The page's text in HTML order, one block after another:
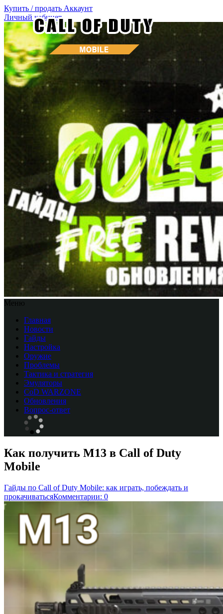
Купить / продать Аккаунт
Личный кабинет
Меню
Главная
Новости
Гайды
Настройка
Оружие
Проблемы
Тактика и стратегия
Эмуляторы
CоD WARZONE
Обновления
Вопрос-ответ
Как получить M13 в Call of Duty
Mobile
Гайды по Call of Duty Mobile: как играть, побеждать и
прокачиватьсяКомментарии: 0